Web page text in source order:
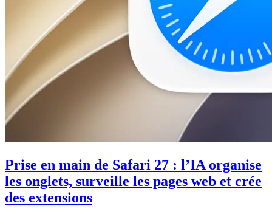
Prise en main de Safari 27 : l’IA organise
les onglets, surveille les pages web et crée
des extensions